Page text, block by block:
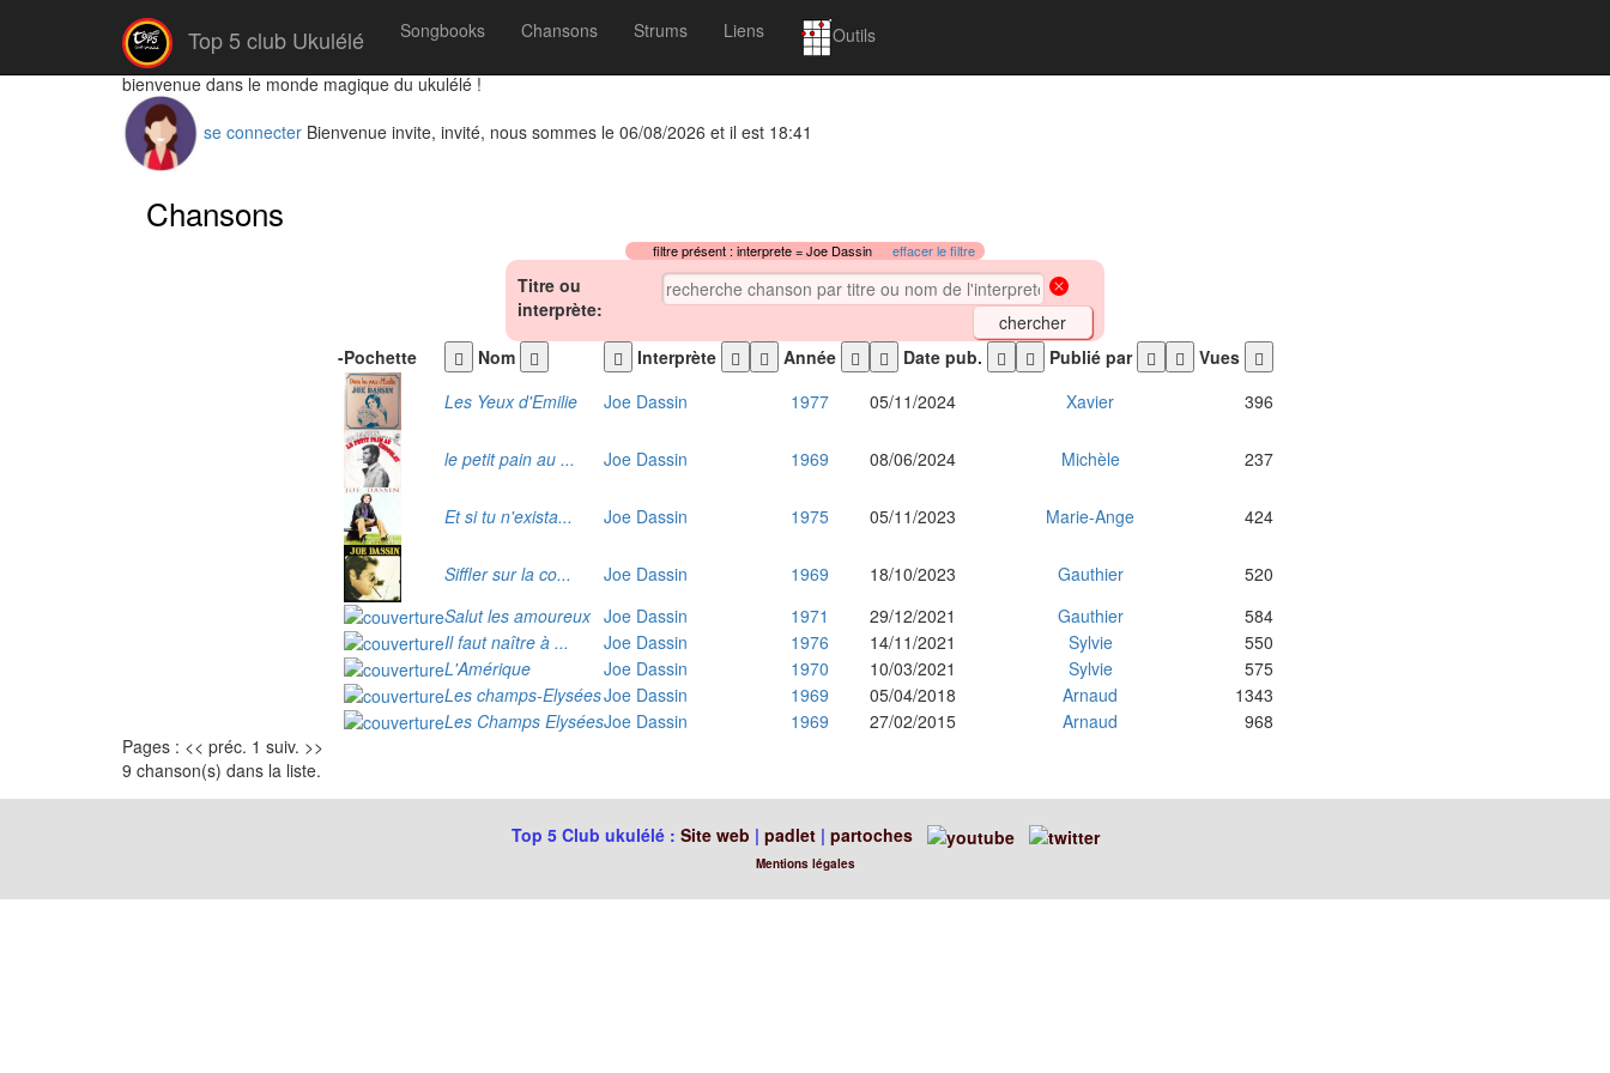
Top 5 club Ukulélé Songbooks Chansons Strums Liens Outils
bienvenue dans le monde magique du ukulélé !
se connecter Bienvenue invite, invité, nous sommes le 06/08/2026 et il est 18:41
Chansons
filtre présent : interprete = Joe Dassin effacer le filtre
Titre ou
interprète:
-Pochette Nom Interprète Année Date pub. Publié par
Vues
Les Yeux d'Emilie
Joe Dassin 1977 05/11/2024 Xavier 396
le petit pain au ... Joe Dassin 1969 08/06/2024 Michèle 237
Et si tu n'exista... Joe Dassin 1975 05/11/2023 Marie-Ange 424
Siffler sur la co... Joe Dassin 1969 18/10/2023 Gauthier
520
Salut les amoureux Joe Dassin 1971 29/12/2021 Gauthier
584
Il faut naître à ...
Joe Dassin 1976 14/11/2021 Sylvie
550
L'Amérique
Joe Dassin 1970 10/03/2021 Sylvie
575
Les champs-ElyséesJoe Dassin 1969 05/04/2018 Arnaud
1343
Les Champs ElyséesJoe Dassin 1969 27/02/2015 Arnaud
968
Pages : << préc. 1 suiv. >>
9 chanson(s) dans la liste.
Top 5 Club ukulélé : Site web | padlet | partoches
Mentions légales